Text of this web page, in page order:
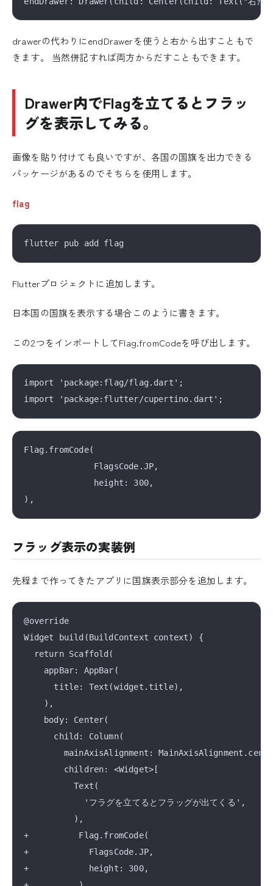
drawerの代わりにendDrawerを使うと右から出すこともで
きます。 当然併記すれば両方からだすこともできます。
Drawer内でFlagを立てるとフラッ
グを表示してみる。
画像を貼り付けても良いですが、各国の国旗を出力できる
パッケージがあるのでそちらを使用します。
flag
Flutterプロジェクトに追加します。
日本国の国旗を表示する場合このように書きます。
この2つをインポートしてFlag.fromCodeを呼び出します。
import 'package:flag/flag.dart';
Flag.fromCode(
              FlagsCode.JP,
              height: 300,
フラッグ表示の実装例
先程まで作ってきたアプリに国旗表示部分を追加します。
@override
Widget build(BuildContext context) {
  return Scaffold(
    appBar: AppBar(
      title: Text(widget.title),
    ),
    body: Center(
      child: Column(
mainAxisAlignment:
        children: <Widget>[
          Text(
            'フラグを立てるとフラッグが出てくる',
          ),
+          Flag.fromCode(
+            FlagsCode.JP,
+            height: 300,